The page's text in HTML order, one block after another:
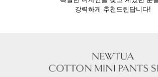
강력하게 추천드린답니다!